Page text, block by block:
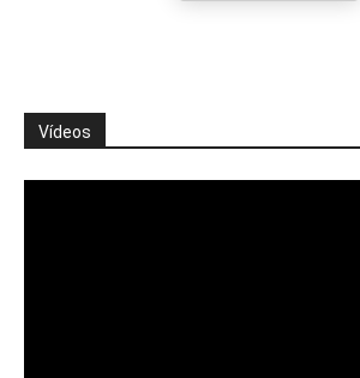
Vídeos